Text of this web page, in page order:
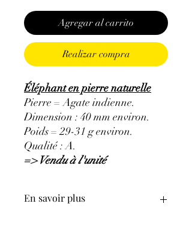
Agregar al carrito
Realizar compra
Éléphant en pierre naturelle
Pierre = Agate indienne.
Dimension : 40 mm environ.
Poids = 29-31 g environ.
Qualité : A.
=> Vendu à l'unité
En savoir plus